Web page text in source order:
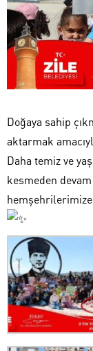
​Doğaya sahip
aktarmak
Daha temiz ve
kesmeden